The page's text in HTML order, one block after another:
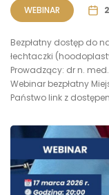
WEBINAR
Bezpłatny dostęp do
łechtaczki
Prowadzący: dr n.
Webinar bezpłatny
Państwo link z